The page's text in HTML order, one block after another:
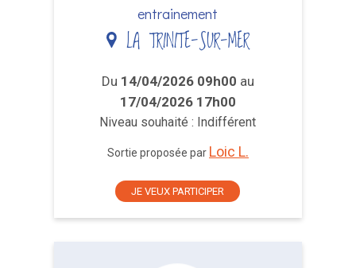
entrainement
LA TRINITE-SUR-MER
Du 14/04/2026 09h00 au
17/04/2026 17h00
Niveau souhaité : Indifférent
Sortie proposée par Loic L.
JE VEUX PARTICIPER